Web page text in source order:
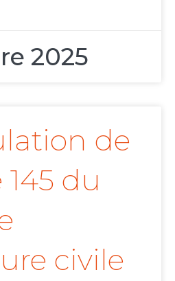
2025
de
145 du
civile